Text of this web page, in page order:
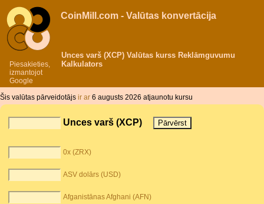
Piesakieties,
izmantojot
Google
CoinMill.com - Valūtas konvertācija
Unces varš (XCP) Valūtas kurss Reklāmguvumu
Kalkulators
Šis valūtas pārveidotājs ir ar 6 augusts 2026 atjaunotu kursu
Unces varš (XCP)
0x (ZRX)
ASV dolārs (USD)
Afganistānas Afghani (AFN)